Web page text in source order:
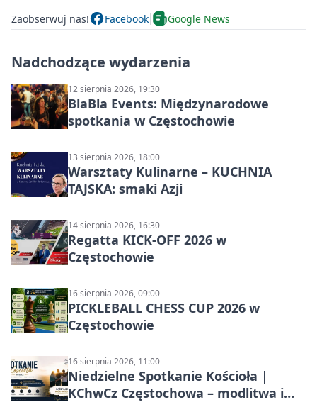
Zaobserwuj nas! Facebook Google News
Nadchodzące wydarzenia
12 sierpnia 2026, 19:30
BlaBla Events: Międzynarodowe
spotkania w Częstochowie
13 sierpnia 2026, 18:00
Warsztaty Kulinarne – KUCHNIA
TAJSKA: smaki Azji
14 sierpnia 2026, 16:30
Regatta KICK-OFF 2026 w
Częstochowie
16 sierpnia 2026, 09:00
PICKLEBALL CHESS CUP 2026 w
Częstochowie
16 sierpnia 2026, 11:00
Niedzielne Spotkanie Kościoła |
KChwCz Częstochowa – modlitwa i